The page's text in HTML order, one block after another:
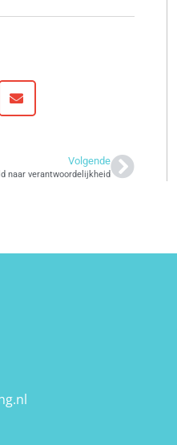
Volgende
naar verantwoordelijkheid